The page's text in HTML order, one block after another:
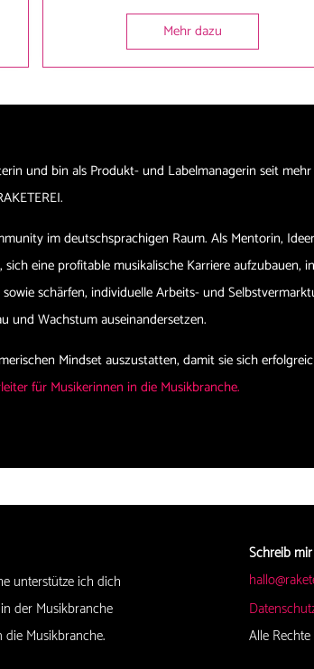
Mehr dazu
und bin als Produkt- und Labelmanagerin seit
im deutschsprachigen Raum. Als Mentorin,
eine profitable musikalische Karriere aufzubauen,
schärfen, individuelle Arbeits- und
und Wachstum auseinandersetzen.
Mindset auszustatten, damit sie sich
für Musikerinnen in die Musikbranche.
unterstütze ich dich
der Musikbranche
die Musikbranche.
Schreib mir
Alle